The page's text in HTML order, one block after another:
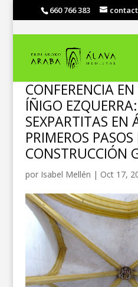
660 766 383
CONFERENCIA
ÍÑIGO
SEXPARTITAS EN
PRIMEROS
CONSTRUCCIÓN
por Isabel Mellén | Oct 17,